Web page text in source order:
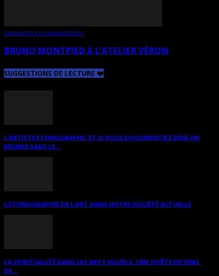
ANNONCES ET COMMUNIQUÉS
BRUNO MONTPIED À L’ATELIER VÉRON
SUGGESTIONS DE LECTURE ❤️
L’ARTISTE ETHNOGRAPHE: ET SI VOUS DOCUMENTIEZ DÉJÀ UN
MONDE SANS LE...
L’ETHNOGRAPHIE DE L’ART DANS NOTRE SOCIÉTÉ ACTUELLE
LA SPIRITUALITÉ DANS LES ARTS VISUELS: UNE QUÊTE DE SENS,
DE...